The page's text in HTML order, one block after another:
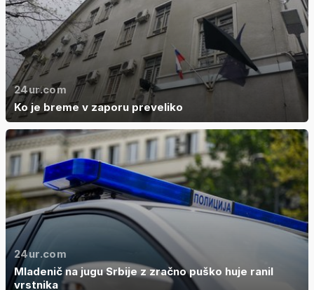
24ur.com
Ko je breme v zaporu preveliko
24ur.com
Mladenič na jugu Srbije z zračno puško huje ranil
vrstnika